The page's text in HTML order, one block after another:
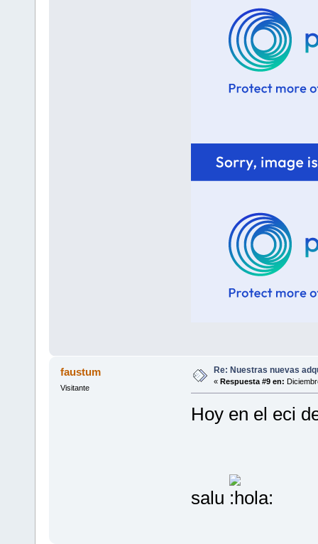
faustum
Visitante
Re: Nuestras nuevas
« Respuesta #9 en:
Hoy en el eci
salu